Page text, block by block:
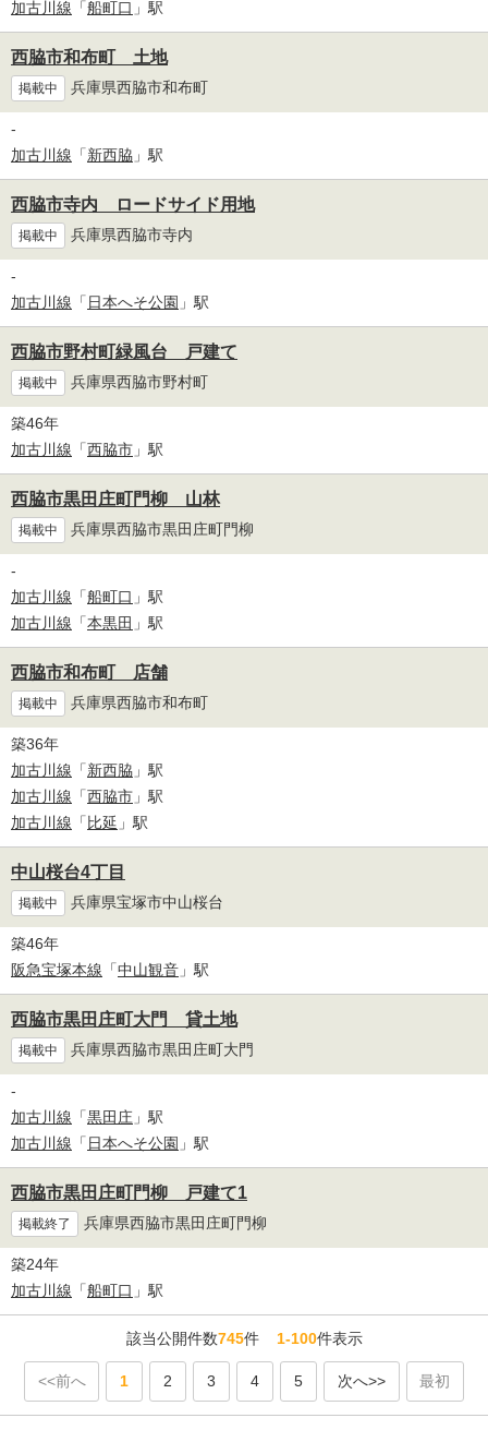
加古川線 「船町口 」駅
西脇市和布町 土地
掲載中 兵庫県西脇市和布町
-
加古川線 「新西脇 」駅
西脇市寺内 ロードサイド用地
掲載中 兵庫県西脇市寺内
-
加古川線 「日本へそ公園 」駅
西脇市野村町緑風台 戸建て
掲載中 兵庫県西脇市野村町
築46年
加古川線 「西脇市 」駅
西脇市黒田庄町門柳 山林
掲載中 兵庫県西脇市黒田庄町門柳
-
加古川線 「船町口 」駅
加古川線 「本黒田 」駅
西脇市和布町 店舗
掲載中 兵庫県西脇市和布町
築36年
加古川線 「新西脇 」駅
加古川線 「西脇市 」駅
加古川線 「比延 」駅
中山桜台4丁目
掲載中 兵庫県宝塚市中山桜台
築46年
阪急宝塚本線 「中山観音 」駅
西脇市黒田庄町大門 貸土地
掲載中 兵庫県西脇市黒田庄町大門
-
加古川線 「黒田庄 」駅
加古川線 「日本へそ公園 」駅
西脇市黒田庄町門柳 戸建て1
掲載終了 兵庫県西脇市黒田庄町門柳
築24年
加古川線 「船町口 」駅
該当公開件数745件1-100件表示
<<前へ 1 2 3 4 5 次へ>> 最初